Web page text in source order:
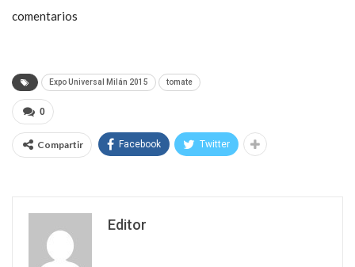
comentarios
Expo Universal Milán 2015 tomate
0
Compartir Facebook Twitter
Editor